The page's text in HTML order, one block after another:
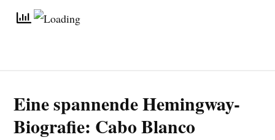
Eine spannende Hemingway-
Biografie: Cabo Blanco